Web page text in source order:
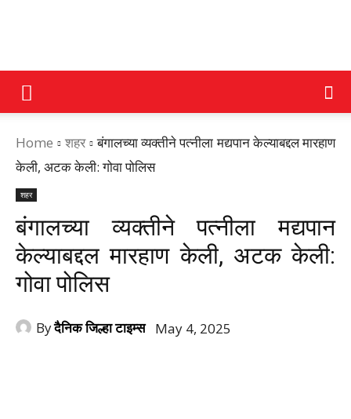
DAINIK
JILHA
Home शहर
बंगालच्या व्यक्तीने पत्नीला मद्यपान केल्याबद्दल मारहाण
केली, अटक केली: गोवा पोलिस
शहर
बंगालच्या व्यक्तीने पत्नीला मद्यपान
केल्याबद्दल मारहाण केली, अटक केली:
गोवा पोलिस
Byदैनिक जिल्हा टाइम्स May 4, 2025